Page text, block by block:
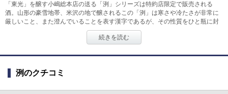
「東光」を醸す小嶋総本店の送る「洌」シリーズは特約店限定で販売される
酒。山形の豪雪地帯、米沢の地で醸されるこの「洌」は寒さや冷たさが非常に
厳しいこと、また澄んでいることを表す漢字であるが、その性質をひと瓶に封
じ込めた酒だ。氷温（マイナス1度〜3度）の状態で1年間寝かせることで、厳
しい寒さを乗り越え酒の角が取れ、滑らかな舌触りに。純米大吟醸について
ブのような薫りも感じられ、軽やかさとは裏腹にしっかりと米の旨味をも感じ
にもボディを感じられるバランス感で、ドライなアフターテイストは食中酒に
続きを読む
洌のクチコミ